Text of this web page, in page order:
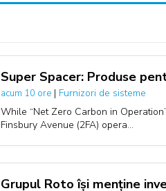
Super Spacer: Produse
acum 10 ore | Furnizori de sisteme
While “Net Zero Carbon in
Finsbury Avenue (2FA) opera…
Grupul Roto își menține